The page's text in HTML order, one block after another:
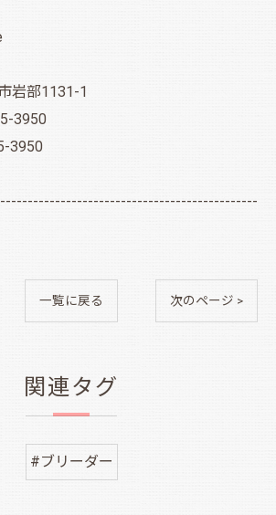
岩部1131-1
3950
3950
一覧に戻る 次のページ >
関連タグ
#ブリーダー